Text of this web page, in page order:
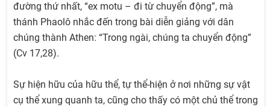
đường thứ nhất, “ex motu – đi từ chuyển động”, mà
thánh Phaolô nhắc đến trong bài diễn giảng với dân
chúng thành Athen: “Trong ngài, chúng ta chuyển động”
(Cv 17,28).
Sự hiện hữu của hữu thể, tự thể-hiện ở nơi những sự vật
cụ thể xung quanh ta, cũng cho thấy có một chủ thể trong